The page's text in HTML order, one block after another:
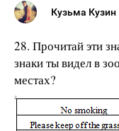
Кузьма Кузин
28. Прочитай эти
знаки ты видел в
местах?